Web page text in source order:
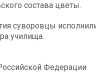
состава цветы.
суворовцы
училища.
Федерации